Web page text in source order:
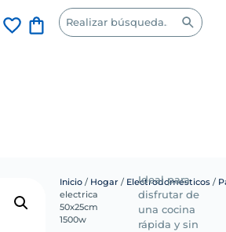
Inicio / Hogar / Electrodomesticos /
electrica
50x25cm
1500w
Ideal para
disfrutar de
una cocina
rápida y sin